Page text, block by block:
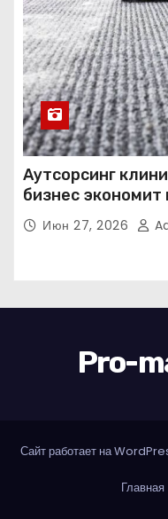
Аутсорсинг
бизнес экономит
Июн 27, 2026
Pro-
Сайт работает на
Главная